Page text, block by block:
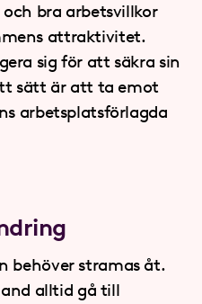
bra arbetsvillkor
attraktivitet.
sig för att säkra sin
sätt är att ta emot
arbetsplatsförlagda
behöver stramas åt.
alltid gå till